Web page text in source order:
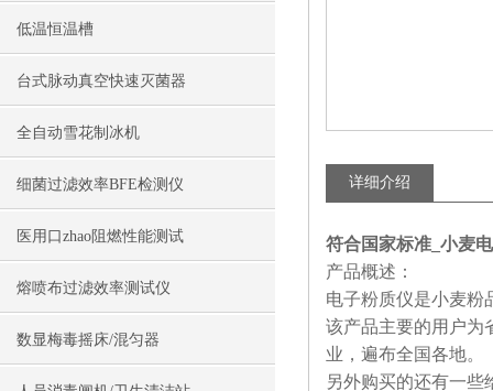
低温恒温槽
台式脉动真空快速灭菌器
全自动雪花制冰机
细菌过滤效率BFE检测仪
医用口zhao阻燃性能测试
熔喷布过滤效率测试仪
数显梅毒摇床/混匀器
详细介绍
符合国家标准_小麦
产品概述：
电子粉质仪是小麦粉
该产品主要的用户为
业，遍布全国各地。
另外购买的还有一些